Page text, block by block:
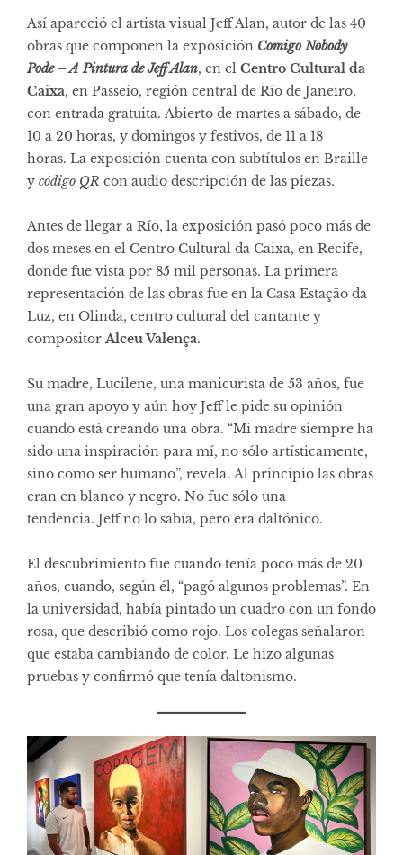
Así apareció el artista visual Jeff Alan, autor de las 40
obras que componen la exposición Comigo Nobody
Pode – A Pintura de Jeff Alan, en el Centro Cultural da
Caixa, en Passeio, región central de Río de Janeiro,
con entrada gratuita. Abierto de martes a sábado, de
10 a 20 horas, y domingos y festivos, de 11 a 18
horas. La exposición cuenta con subtítulos en Braille
y código QR con audio descripción de las piezas.
Antes de llegar a Río, la exposición pasó poco más de
dos meses en el Centro Cultural da Caixa, en Recife,
donde fue vista por 85 mil personas. La primera
representación de las obras fue en la Casa Estação da
Luz, en Olinda, centro cultural del cantante y
compositor Alceu Valença.
Su madre, Lucilene, una manicurista de 53 años, fue
una gran apoyo y aún hoy Jeff le pide su opinión
cuando está creando una obra. “Mi madre siempre ha
sido una inspiración para mí, no sólo artísticamente,
sino como ser humano”, revela. Al principio las obras
eran en blanco y negro. No fue sólo una
tendencia. Jeff no lo sabía, pero era daltónico.
El descubrimiento fue cuando tenía poco más de 20
años, cuando, según él, “pagó algunos problemas”. En
la universidad, había pintado un cuadro con un fondo
rosa, que describió como rojo. Los colegas señalaron
que estaba cambiando de color. Le hizo algunas
pruebas y confirmó que tenía daltonismo.